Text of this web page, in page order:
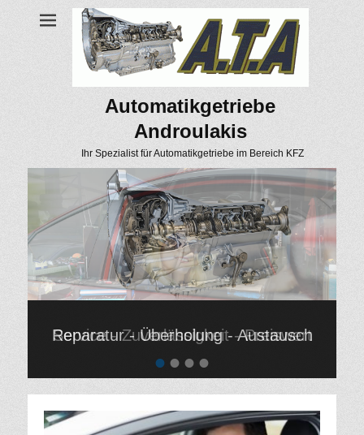
Automatikgetriebe
Androulakis
Ihr Spezialist für Automatikgetriebe im Bereich KFZ
••••
Reparatur - Überholung - Austausch
Service - Zuverlässigkeit - Preiswert